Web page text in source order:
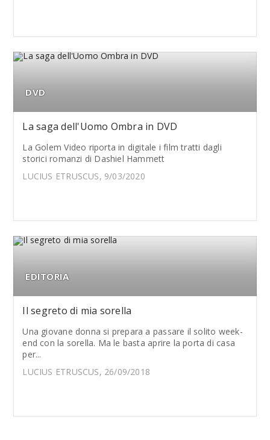
DVD
La saga dell'Uomo Ombra in DVD
La Golem Video riporta in digitale i film tratti dagli
storici romanzi di Dashiel Hammett
LUCIUS ETRUSCUS, 9/03/2020
EDITORIA
Il segreto di mia sorella
Una giovane donna si prepara a passare il solito week-
end con la sorella. Ma le basta aprire la porta di casa
per...
LUCIUS ETRUSCUS, 26/09/2018